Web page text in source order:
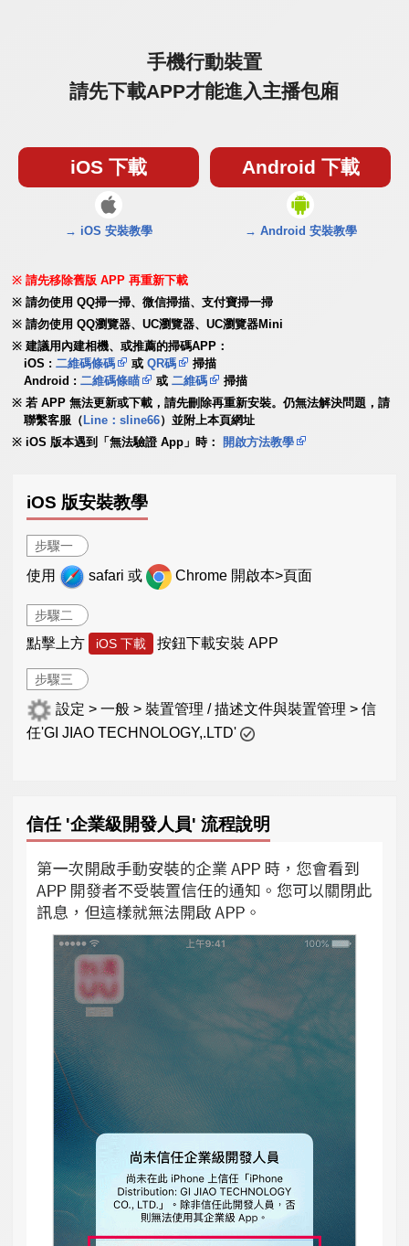
手機行動裝置
請先下載APP才能進入主播包廂
iOS 下載
→ iOS 安裝教學
Android 下載
→ Android 安裝教學
請先移除舊版 APP 再重新下載
請勿使用 QQ掃一掃、微信掃描、支付寶掃一掃
請勿使用 QQ瀏覽器、UC瀏覽器、UC瀏覽器Mini
建議用內建相機、或推薦的掃碼APP：
iOS :二維碼條碼 或QR碼
掃描
Android :二維碼條瞄 或二維碼
掃描
若 APP 無法更新或下載，請先刪除再重新安裝。仍無法解決問題，請
聯繫客服（ Line：sline66）並附上本頁網址
iOS 版本遇到「無法驗證 App」時：
開啟方法教學
iOS 版安裝教學
步驟一
使用 safari 或 Chrome 開啟本>頁面
步驟二
點擊上方 iOS 下載 按鈕下載安裝 APP
步驟三
設定 > 一般 > 裝置管理 / 描述文件與裝置管理 > 信
任'GI JIAO TECHNOLOGY,.LTD'
信任 '企業級開發人員' 流程說明